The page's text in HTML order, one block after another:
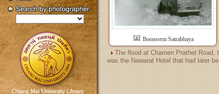
Boonserm Satrabhaya
The flood at Charoen Prathet Road,
was the Nawarat Hotel that had later